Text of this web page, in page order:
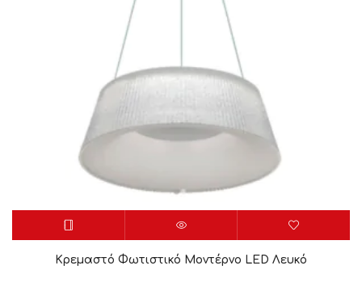
Κρεμαστό Φωτιστικό Μοντέρνο LED Λευκό